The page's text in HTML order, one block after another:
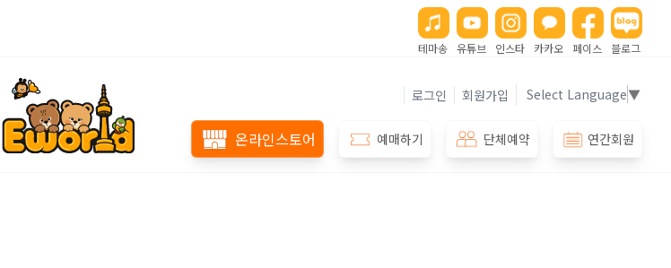
테마송 유튜브 인스타 카카오 페이스 블로그
로그인 회원가입 Select Language▼
온라인스토어 예매하기 단체예약 연간회원